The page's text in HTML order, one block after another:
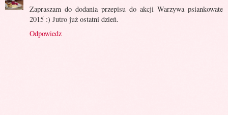
Zapraszam do dodania przepisu do akcji Warzywa psiankowate
2015 :) Jutro już ostatni dzień.
Odpowiedz